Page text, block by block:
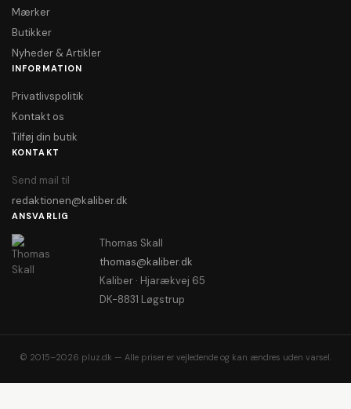
Mærker
Butikker
Nyheder & Artikler
INFORMATION
Privatlivspolitik
Kontakt os
Tilføj din butik
KONTAKT
Send mail til
redaktionen@kaliber.dk
ANSVARLIG
Thomas Skall
thomas@kaliber.dk
Kaliber · Hjarækvej 65
DK-8831 Løgstrup
© 2015–2026 pluz.dk — Alle priser er vejledende og kan ændres uden varsel.